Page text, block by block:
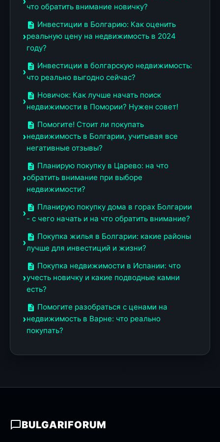
что обратить внимание новичку?
Инвестиции в Болгарию: Как оценить
реальную цену на недвижимость в 2024
году?
Инвестиции в болгарскую недвижимость:
что реально выгодно сейчас?
Новичок: Как лучше начать поиск
недвижимости в Помории? Нужен совет!
Помогите! Стоит ли покупать
недвижимость в Болгарии, учитывая все
негативные отзывы?
Планирую покупку в Царево: на что
обратить внимание при выборе
недвижимости?
Планирую покупку дома в горах Болгарии
- с чего начать и на что обратить внимание?
Покупка жилья в Болгарии: какие районы
лучше для инвестиций и жизни?
Покупка недвижимости в Испании: что
учесть новичку и какие подводные камни
есть?
Помогите разобраться с ценами на
недвижимость в Варне: что реально
покупать?
BULGARIFORUM